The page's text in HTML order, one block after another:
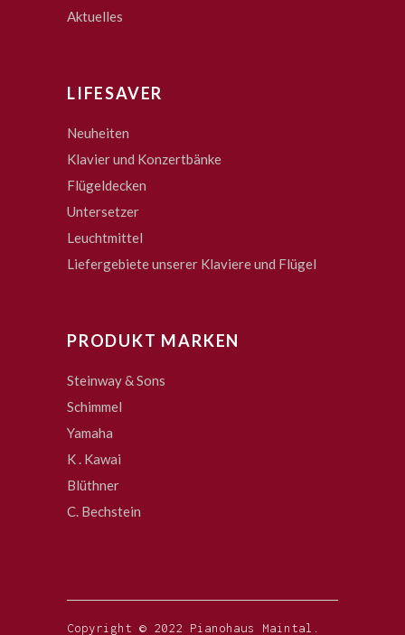
Aktuelles
LIFESAVER
Neuheiten
Klavier und Konzertbänke
Flügeldecken
Untersetzer
Leuchtmittel
Liefergebiete unserer Klaviere und Flügel
PRODUKT MARKEN
Steinway & Sons
Schimmel
Yamaha
K . Kawai
Blüthner
C. Bechstein
Copyright © 2022 Pianohaus Maintal.